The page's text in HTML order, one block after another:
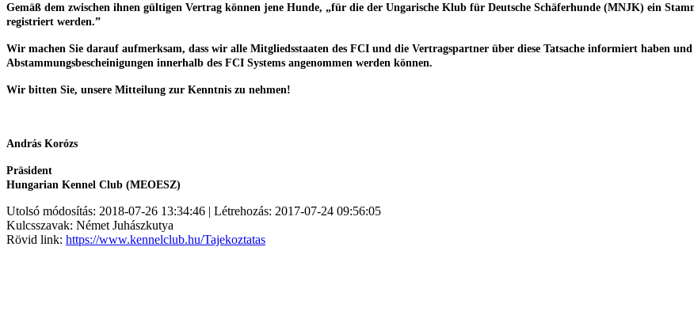
Gemäß dem zwischen ihnen gültigen Vertrag können jene Hunde, „für die der Ungarische Klub für Deutsche Schäferhunde (MNJK) ein
registriert werden.”
Wir machen Sie darauf aufmerksam, dass wir alle Mitgliedsstaaten des FCI und die Vertragspartner über diese Tatsache informiert haben und
Abstammungsbescheinigungen innerhalb des FCI Systems angenommen werden können.
Wir bitten Sie, unsere Mitteilung zur Kenntnis zu nehmen!
András Korózs
Präsident
Hungarian Kennel Club (MEOESZ)
Utolsó módosítás: 2018-07-26 13:34:46 | Létrehozás: 2017-07-24 09:56:05
Kulcsszavak: Német Juhászkutya
Rövid link: https://www.kennelclub.hu/Tajekoztatas